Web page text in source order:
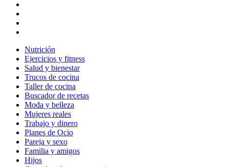
Nutrición
Ejercicios y fitness
Salud y bienestar
Trucos de cocina
Taller de cocina
Buscador de recetas
Moda y belleza
Mujeres reales
Trabajo y dinero
Planes de Ocio
Pareja y sexo
Familia y amigos
Hijos